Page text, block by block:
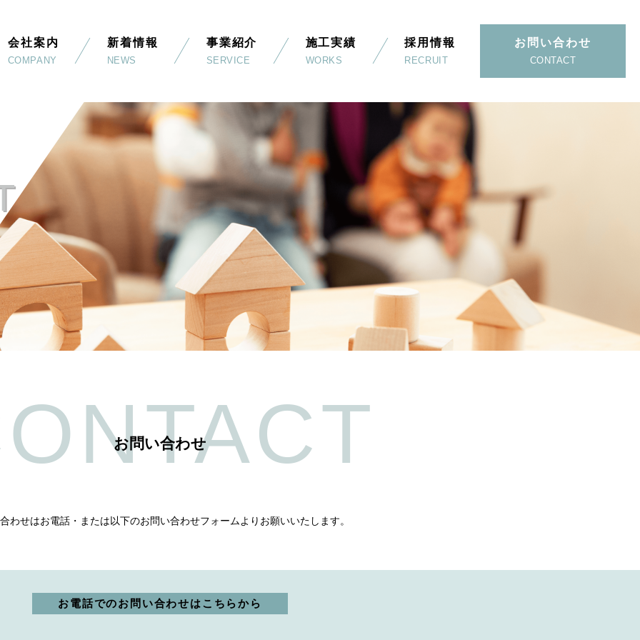
会社案内
COMPANY
新着情報
NEWS
事業紹介
SERVICE
施工実績
WORKS
採用情報
RECRUIT
お問い合わせ
CONTACT
お問い合わせ
わせはお電話・または以下のお問い合わせフォームよりお願いいたします。
お電話でのお問い合わせはこちらから